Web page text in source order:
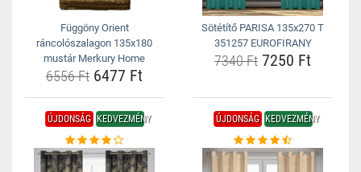
Függöny Orient
ráncolószalagon 135x180
mustár Merkury Home
6556 Ft 6477 Ft
Sötétítő PARISA 135x270 T
351257 EUROFIRANY
7340 Ft 7250 Ft
ÚJDONSÁG KEDVEZMÉNY ÚJDONSÁG KEDVEZMÉNY